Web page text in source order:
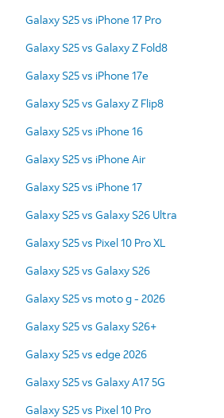
Galaxy S25 vs iPhone 17 Pro
Galaxy S25 vs Galaxy Z Fold8
Galaxy S25 vs iPhone 17e
Galaxy S25 vs Galaxy Z Flip8
Galaxy S25 vs iPhone 16
Galaxy S25 vs iPhone Air
Galaxy S25 vs iPhone 17
Galaxy S25 vs Galaxy S26 Ultra
Galaxy S25 vs Pixel 10 Pro XL
Galaxy S25 vs Galaxy S26
Galaxy S25 vs moto g - 2026
Galaxy S25 vs Galaxy S26+
Galaxy S25 vs edge 2026
Galaxy S25 vs Galaxy A17 5G
Galaxy S25 vs Pixel 10 Pro